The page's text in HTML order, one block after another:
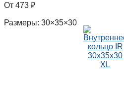
473 ₽
Размеры: 30×35×30